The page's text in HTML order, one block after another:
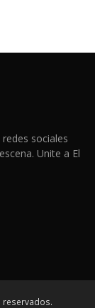
sociales
Unite a El
reservados.